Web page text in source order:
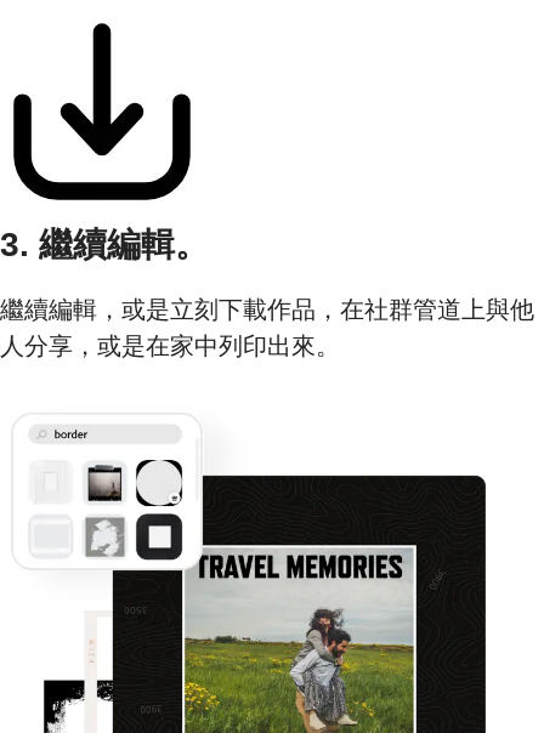
3. 繼續編輯。
繼續編輯，或是立刻下載作品，在社群管道上與他
人分享，或是在家中列印出來。